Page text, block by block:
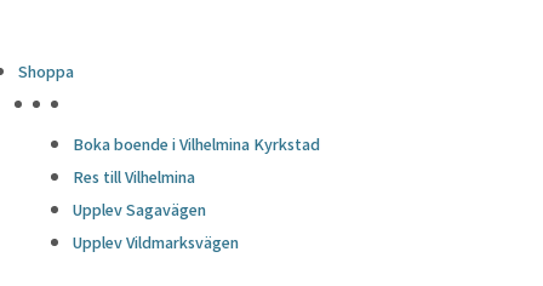
Shoppa
Boka boende i Vilhelmina Kyrkstad
Res till Vilhelmina
Upplev Sagavägen
Upplev Vildmarksvägen